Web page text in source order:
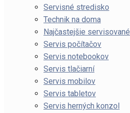
Servisné stredisko
Technik na doma
Najčastejšie servisované
Servis počítačov
Servis notebookov
Servis tlačiarní
Servis mobilov
Servis tabletov
Servis herných konzol